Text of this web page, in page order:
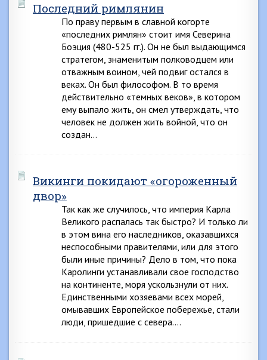
Последний римлянин
По праву первым в славной когорте
«последних римлян» стоит имя Северина
Боэция (480-525 гг.). Он не был выдающимся
стратегом, знаменитым полководцем или
отважным воином, чей подвиг остался в
веках. Он был философом. В то время
действительно «темных веков», в котором
ему выпало жить, он смел утверждать, что
человек не должен жить войной, что он
создан…
Викинги покидают «огороженный
двор»
Так как же случилось, что империя Карла
Великого распалась так быстро? И только ли
в этом вина его наследников, оказавшихся
неспособными правителями, или для этого
были иные причины? Дело в том, что пока
Каролинги устанавливали свое господство
на континенте, моря ускользнули от них.
Единственными хозяевами всех морей,
омывавших Европейское побережье, стали
люди, пришедшие с севера….